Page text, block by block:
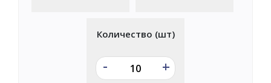
Количество (шт)
- +